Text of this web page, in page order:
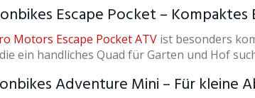
Escape Pocket – Kompaktes
Motors Escape Pocket ATV ist besonders
ein handliches Quad für Garten und Hof
Adventure Mini – Für kleine